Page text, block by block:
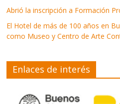
Abrió la inscripción a Formación
El Hotel de más de 100 años en
como Museo y Centro de Arte
Enlaces de interés